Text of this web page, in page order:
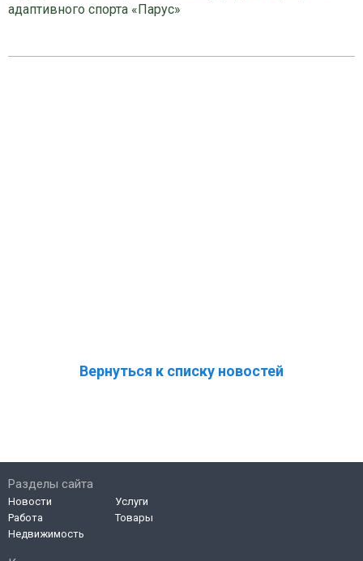
адаптивного спорта «Парус»
Вернуться к списку новостей
Разделы сайта
Новости
Работа
Недвижимость
Услуги
Товары